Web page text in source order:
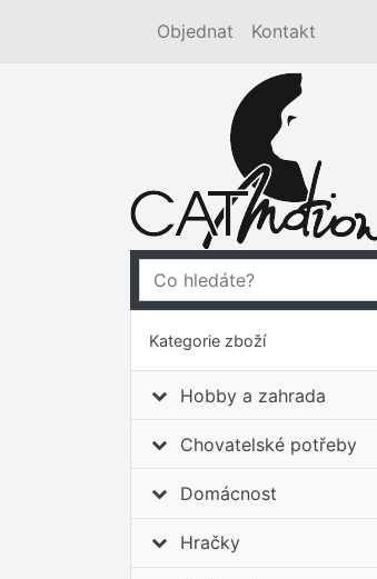
Objednat Kontakt
Kategorie zboží
Hobby a zahrada
Chovatelské potřeby
Domácnost
Hračky